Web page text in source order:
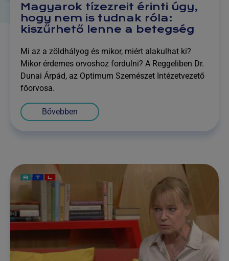
Magyarok tízezreit érinti úgy,
hogy nem is tudnak róla:
kiszűrhető lenne a betegség
Mi az a zöldhályog és mikor, miért alakulhat ki?
Mikor érdemes orvoshoz fordulni? A Reggeliben Dr.
Dunai Árpád, az Optimum Szemészet Intézetvezető
főorvosa.
Bővebben